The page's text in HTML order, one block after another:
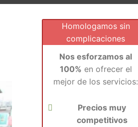
Homologamos sin
complicaciones
Nos esforzamos al
100% en ofrecer el
mejor de los servicios:
Precios muy
competitivos